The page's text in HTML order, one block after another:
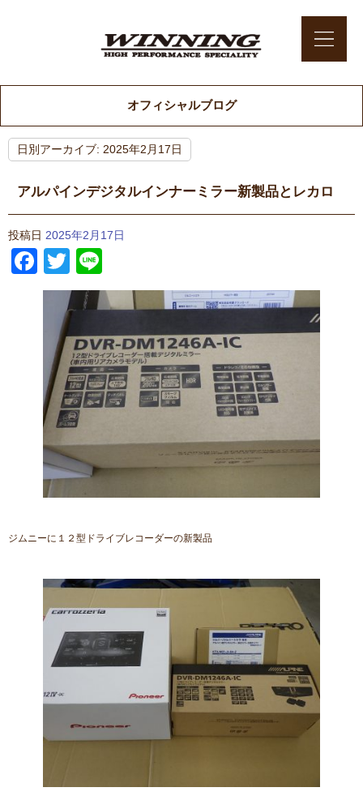
オフィシャルブログ
日別アーカイブ: 2025年2月17日
アルパインデジタルインナーミラー新製品とレカロ
投稿日 2025年2月17日
Facebook
Twitter
ジムニーに１２型ドライブレコーダーの新製品